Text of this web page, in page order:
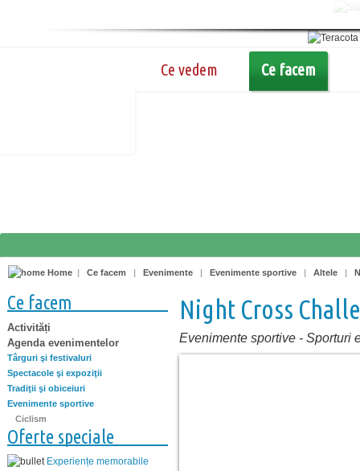
Ce vedem Ce facem
Home | Ce facem | Evenimente | Evenimente sportive | Altele |
Ce facem
Activități
Agenda evenimentelor
Târguri şi festivaluri
Spectacole şi expoziţii
Tradiţii şi obiceiuri
Evenimente sportive
Ciclism
Oferte speciale
Experiențe memorabile
Night Cross
Evenimente sportive - Sporturi